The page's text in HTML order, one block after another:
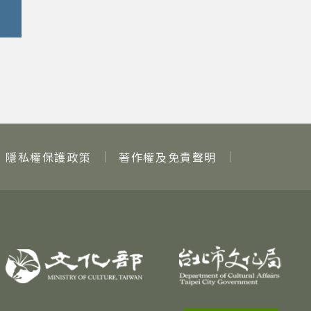
隱私權保護政策 著作權及免責聲明